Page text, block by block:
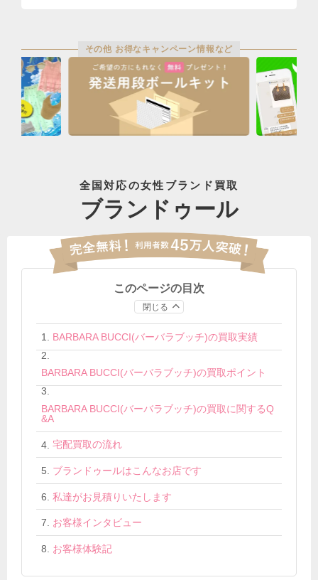
その他 お得なキャンペーン情報など
全国対応の女性ブランド買取
ブランドゥール
このページの目次
閉じる
BARBARA BUCCI(バーバラブッチ)の買取実績
BARBARA BUCCI(バーバラブッチ)の買取ポイント
BARBARA BUCCI(バーバラブッチ)の買取に関するQ
&A
宅配買取の流れ
ブランドゥールはこんなお店です
私達がお見積りいたします
お客様インタビュー
お客様体験記